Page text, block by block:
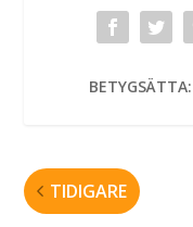
BETYGSÄTTA:
TIDIGARE